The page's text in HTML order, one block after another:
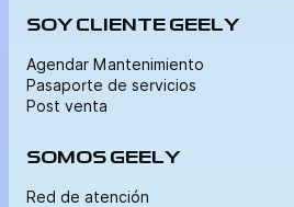
SOY CLIENTE GEELY
Agendar Mantenimiento
Pasaporte de servicios
Post venta
SOMOS GEELY
Red de atención